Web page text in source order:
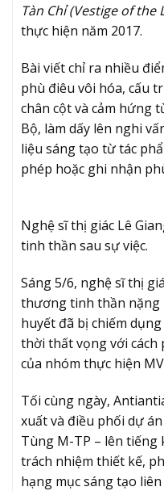
Tàn Chỉ (Vestige of the
thực hiện năm 2017.
Bài viết chỉ ra nhiều
phù điêu vôi hóa, cấu
chân cột và cảm hứng
Bộ, làm dấy lên nghi
liệu sáng tạo từ tác
phép hoặc ghi nhận
Nghệ sĩ thị giác Lê
tinh thần sau sự việc.
Sáng 5/6, nghệ sĩ thị
thương tinh thần nặng
huyết đã bị chiếm
thời thất vọng với
của nhóm thực hiện
Tối cùng ngày,
xuất và điều phối dự
Tùng M-TP – lên tiếng
trách nhiệm thiết kế,
hạng mục sáng tạo